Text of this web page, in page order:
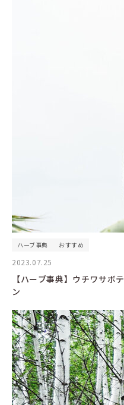
ハーブ事典 おすすめ
2023.07.25
【ハーブ事典】ウチワサボテ
ン